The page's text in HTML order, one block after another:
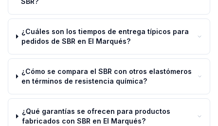
¿Cuáles son los tiempos de entrega típicos para
pedidos de SBR en El Marqués?
¿Cómo se compara el SBR con otros elastómeros
en términos de resistencia química?
¿Qué garantías se ofrecen para productos
fabricados con SBR en El Marqués?